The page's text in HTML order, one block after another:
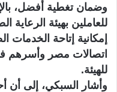
وضمان تغطية أفضل،
للعاملين بهيئة
إمكانية إتاحة الخدمات
اتصالات مصر وأسرهم في
للهيئة.
وأشار السبكي، إلى أن